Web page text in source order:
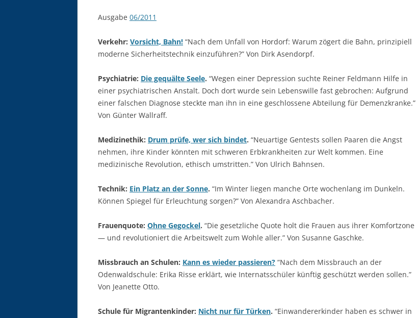
Ausgabe 06/2011
Verkehr: Vorsicht, Bahn! “Nach dem Unfall von Hordorf: Warum zögert die Bahn, prinzipiell
moderne Sicherheitstechnik einzuführen?” Von Dirk Asendorpf.
Psychiatrie: Die gequälte Seele. “Wegen einer Depression suchte Reiner Feldmann Hilfe in
einer psychiatrischen Anstalt. Doch dort wurde sein Lebenswille fast gebrochen: Aufgrund
einer falschen Diagnose steckte man ihn in eine geschlossene Abteilung für Demenzkranke.”
Von Günter Wallraff.
Medizinethik: Drum prüfe, wer sich bindet. “Neuartige Gentests sollen Paaren die Angst
nehmen, ihre Kinder könnten mit schweren Erbkrankheiten zur Welt kommen. Eine
medizinische Revolution, ethisch umstritten.” Von Ulrich Bahnsen.
Technik: Ein Platz an der Sonne. “Im Winter liegen manche Orte wochenlang im Dunkeln.
Können Spiegel für Erleuchtung sorgen?” Von Alexandra Aschbacher.
Frauenquote: Ohne Gegockel. “Die gesetzliche Quote holt die Frauen aus ihrer Komfortzone
— und revolutioniert die Arbeitswelt zum Wohle aller.” Von Susanne Gaschke.
Missbrauch an Schulen: Kann es wieder passieren? “Nach dem Missbrauch an der
Odenwaldschule: Erika Risse erklärt, wie Internatsschüler künftig geschützt werden sollen.”
Von Jeanette Otto.
Schule für Migrantenkinder: Nicht nur für Türken. “Einwandererkinder haben es schwer in